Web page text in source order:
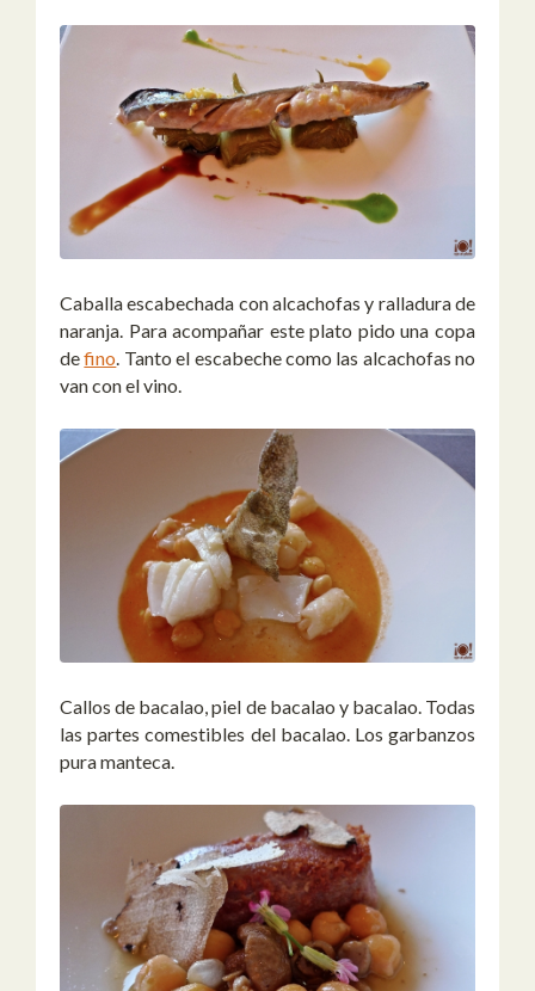
Caballa escabechada con alcachofas y ralladura de
naranja. Para acompañar este plato pido una copa
defino . Tanto el escabeche como las alcachofas no
van con el vino.
Callos de bacalao, piel de bacalao y bacalao. Todas
las partes comestibles del bacalao. Los garbanzos
pura manteca.